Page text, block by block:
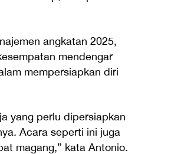
angkatan 2025,
mendengar
mempersiapkan diri
yang perlu dipersiapkan
Acara seperti ini juga
magang,” kata Antonio.